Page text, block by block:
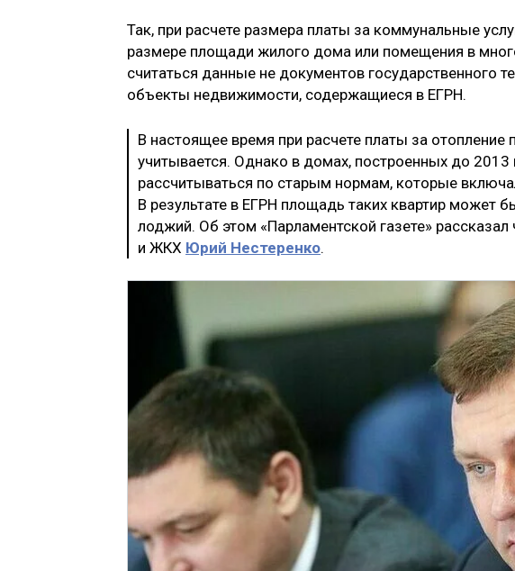
Так, при расчете размера платы за коммунальные
размере площади жилого дома или помещения в
считаться данные не документов государственного
объекты недвижимости, содержащиеся в ЕГРН.
В настоящее время при расчете платы за
учитывается. Однако в домах, построенных до 2013
рассчитываться по старым нормам, которые
В результате в ЕГРН площадь таких квартир может
лоджий. Об этом «Парламентской газете»
и ЖКХ Юрий Нестеренко.